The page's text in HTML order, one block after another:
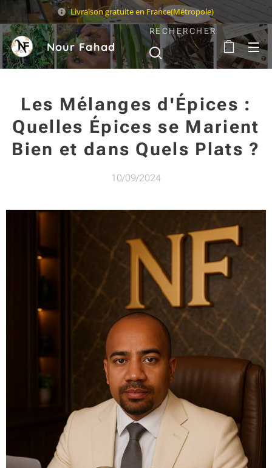
Livraison gratuite en France(Métropole)
Nour Fahad
Sarl
RECHERCHER
Les Mélanges d'Épices :
Quelles Épices se Marient
Bien et dans Quels Plats ?
10/09/2024